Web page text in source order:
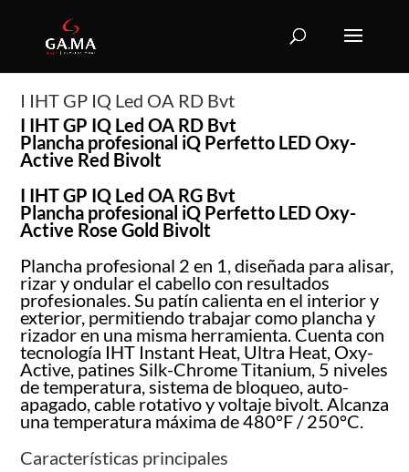
I IHT GP IQ Led OA RD Bvt
I IHT GP IQ Led OA RD Bvt
Plancha profesional iQ Perfetto LED Oxy-
Active Red Bivolt
I IHT GP IQ Led OA RG Bvt
Plancha profesional iQ Perfetto LED Oxy-
Active Rose Gold Bivolt
Plancha profesional 2 en 1, diseñada para alisar,
rizar y ondular el cabello con resultados
profesionales. Su patín calienta en el interior y
exterior, permitiendo trabajar como plancha y
rizador en una misma herramienta. Cuenta con
tecnología IHT Instant Heat, Ultra Heat, Oxy-
Active, patines Silk-Chrome Titanium, 5 niveles
de temperatura, sistema de bloqueo, auto-
apagado, cable rotativo y voltaje bivolt. Alcanza
una temperatura máxima de 480°F / 250°C.
Características principales